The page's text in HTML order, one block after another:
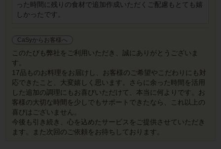
った時間に残りの食材で追加作成いただくご配慮もとても嬉
しかったです。
CaSyからお客様へ
このたびも弊社をご利用いただき、誠にありがとうございま
す。
17品ものお料理をお届けし、お客様のご希望やこだわりにも対
応できたこと、大変嬉しく思います。さらに余った時間を活用
した追加の調理にもお喜びいただけて、本当に何よりです。お
客様の大切な時間を少しでもサポートできたなら、これ以上の
喜びはございません。
今後も引き続き、心を込めたサービスをご提供させていただき
ます。また次回のご依頼をお待ちしております。